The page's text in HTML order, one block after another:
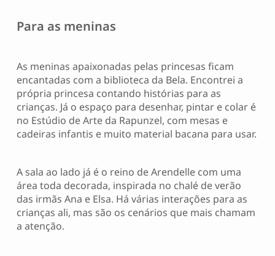
Para as meninas
As meninas apaixonadas pelas princesas ficam
encantadas com a biblioteca da Bela. Encontrei a
própria princesa contando histórias para as
crianças. Já o espaço para desenhar, pintar e colar é
no Estúdio de Arte da Rapunzel, com mesas e
cadeiras infantis e muito material bacana para usar.
A sala ao lado já é o reino de Arendelle com uma
área toda decorada, inspirada no chalé de verão
das irmãs Ana e Elsa. Há várias interações para as
crianças ali, mas são os cenários que mais chamam
a atenção.